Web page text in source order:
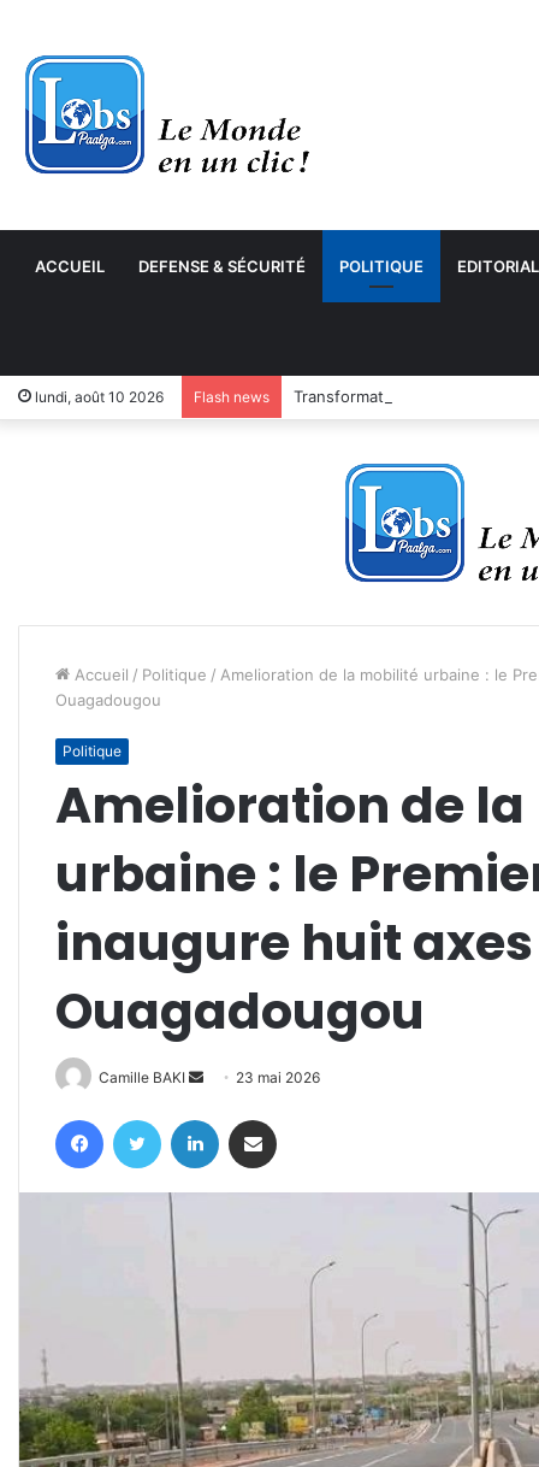
ACCUEIL DEFENSE & SÉCURITÉ POLITIQUE EDITORIAL
lundi, août 10 2026 Flash news Transformation numérique : le
Accueil / Politique / Amelioration de la mobilité urbaine : le
Ouagadougou
Politique
Amelioration de
urbaine : le
inaugure huit
Ouagadougou
Camille BAKI
Envoyer
courriel
23 mai 2026
FacebookTwitter Linkedin